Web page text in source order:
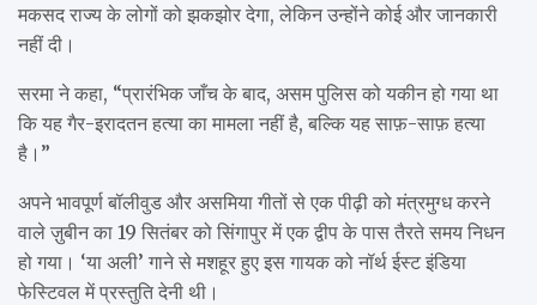
मकसद राज्य के लोगों को झकझोर देगा, लेकिन उन्होंने कोई और जानकारी
नहीं दी।
सरमा ने कहा, “प्रारंभिक जाँच के बाद, असम पुलिस को यकीन हो गया था
कि यह गैर-इरादतन हत्या का मामला नहीं है, बल्कि यह साफ़-साफ़ हत्या
है।”
अपने भावपूर्ण बॉलीवुड और असमिया गीतों से एक पीढ़ी को मंत्रमुग्ध करने
वाले ज़ुबीन का 19 सितंबर को सिंगापुर में एक द्वीप के पास तैरते समय निधन
हो गया। ‘या अली’ गाने से मशहूर हुए इस गायक को नॉर्थ ईस्ट इंडिया
फेस्टिवल में प्रस्तुति देनी थी।